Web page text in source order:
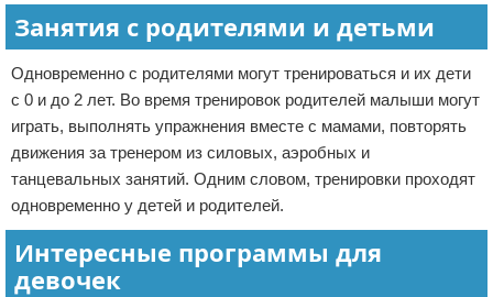
Занятия с родителями и детьми
Одновременно с родителями могут тренироваться и их дети
с 0 и до 2 лет. Во время тренировок родителей малыши могут
играть, выполнять упражнения вместе с мамами, повторять
движения за тренером из силовых, аэробных и
танцевальных занятий. Одним словом, тренировки проходят
одновременно у детей и родителей.
Интересные программы для
девочек